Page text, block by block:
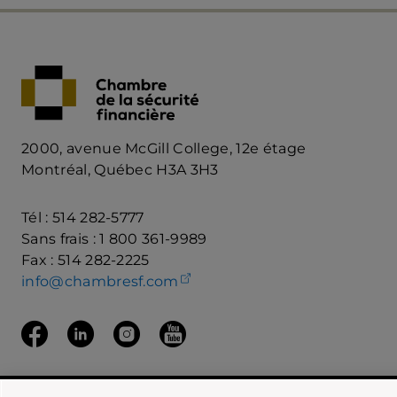
2000, avenue McGill College, 12e étage
Montréal, Québec H3A 3H3
Tél : 514 282-5777
Sans frais : 1 800 361-9989
Fax : 514 282-2225
info@chambresf.com
(ouvre votre client de
Suivez nous sur Facebook
(ouvre dans un nouvel onglet)
Suivez-nous Linkedin
(ouvre dans un nouvel onglet)
Suivez nous sur Instagram
(ouvre dans un nouvel onglet)
Suivez nous sur Youtube
(ouvre dans un nouvel onglet)